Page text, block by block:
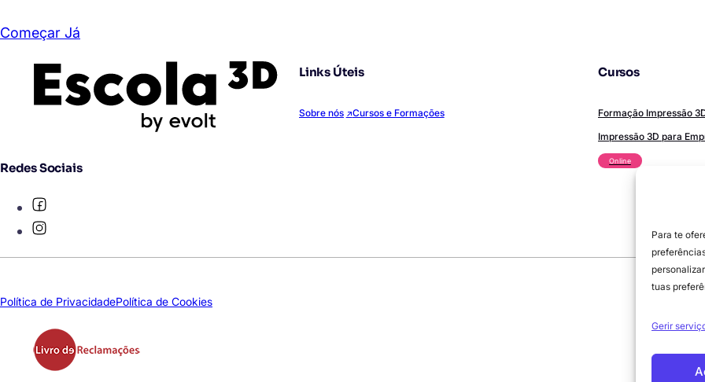
Para te
tuas
Gerir
Começar Já
Redes Sociais
Links Úteis
Sobre nós Cursos e Formações
Cursos
Formação Impressão
Impressão 3D para
Online
Política de PrivacidadePolítica de Cookies